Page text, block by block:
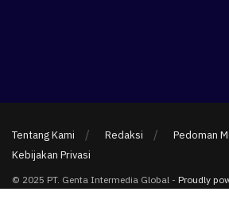
Tentang Kami Redaksi
Pedoman
Kebijakan Privasi
© 2025 PT. Genta Intermedia Global - Proudly